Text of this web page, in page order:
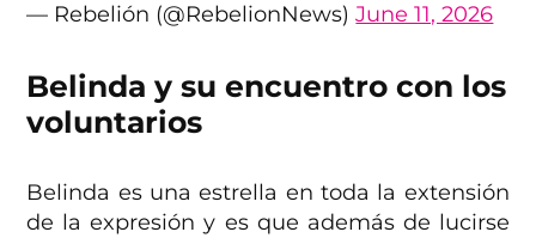
— Rebelión (@RebelionNews)June 11, 2026
Belinda y su encuentro con los
voluntarios
Belinda es una estrella en toda la extensión
de la expresión y es que además de lucirse